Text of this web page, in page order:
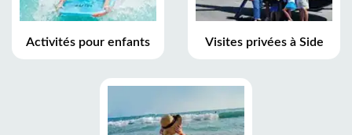
Activités pour enfants Visites privées à Side